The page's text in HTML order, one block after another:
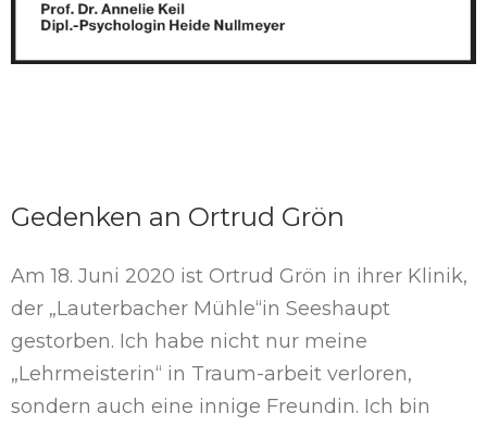
Gedenken an Ortrud Grön
Am 18. Juni 2020 ist Ortrud Grön in ihrer Klinik,
der „Lauterbacher Mühle“in Seeshaupt
gestorben. Ich habe nicht nur meine
„Lehrmeisterin“ in Traum-arbeit verloren,
sondern auch eine innige Freundin. Ich bin